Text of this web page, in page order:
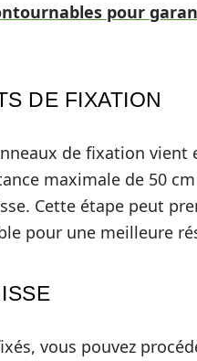
pour
DE FIXATION
de fixation
maximale de 50
Cette étape peut
pour une meilleure
vous pouvez